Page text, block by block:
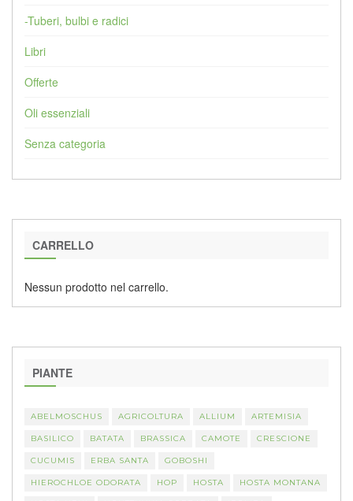
-Tuberi, bulbi e radici
Libri
Offerte
Oli essenziali
Senza categoria
CARRELLO
Nessun prodotto nel carrello.
PIANTE
ABELMOSCHUS AGRICOLTURA ALLIUM ARTEMISIA
BASILICO BATATA BRASSICA CAMOTE CRESCIONE
CUCUMIS ERBA SANTA GOBOSHI
HIEROCHLOE ODORATA HOP HOSTA HOSTA MONTANA